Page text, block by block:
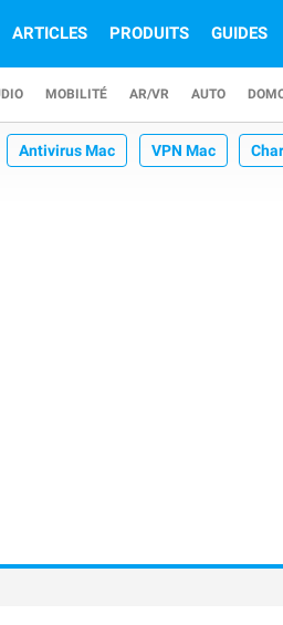
ARTICLES PRODUITS GUIDES
MOBILITÉ AR/VR AUTO
Antivirus Mac VPN Mac